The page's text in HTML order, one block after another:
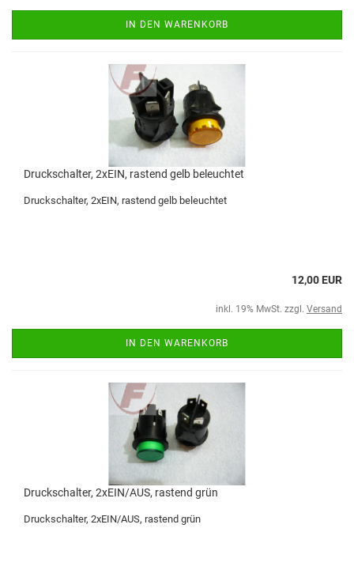
IN DEN WARENKORB
Druckschalter, 2xEIN, rastend gelb beleuchtet
Druckschalter, 2xEIN, rastend gelb beleuchtet
12,00 EUR
inkl. 19% MwSt. zzgl. Versand
IN DEN WARENKORB
Druckschalter, 2xEIN/AUS, rastend grün
Druckschalter, 2xEIN/AUS, rastend grün